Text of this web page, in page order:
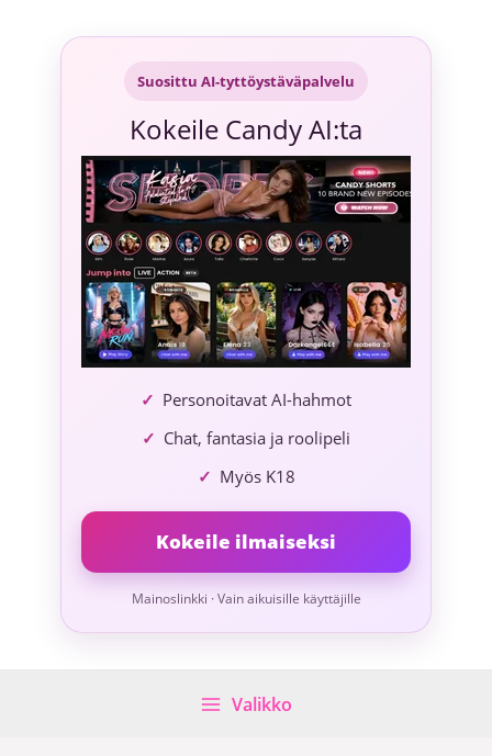
sisältöön
Suosittu AI-tyttöystäväpalvelu
Kokeile Candy AI:ta
Personoitavat AI-hahmot
Chat, fantasia ja roolipeli
Myös K18
Kokeile ilmaiseksi
Mainoslinkki · Vain aikuisille käyttäjille
Valikko